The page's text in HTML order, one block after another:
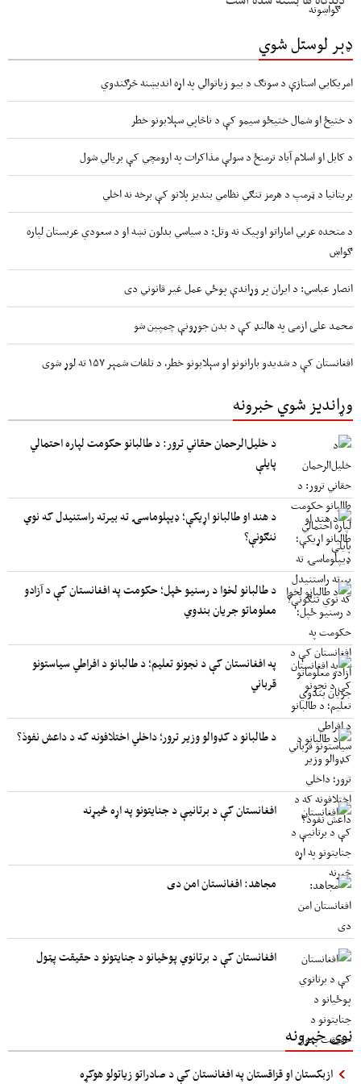
ډېر لوستل شوي
امریکايي استازې د سونګ د بیو زیاتوالي په اړه اندیښنه څرګندوي
د ختیځ او شمال ختیځو سیمو کې د ناڅاپي سېلابونو خطر
د کابل او اسلام آباد ترمنځ د سولې مذاکرات په ارومچي کې بريالي شول
بریتانیا د ټرمپ د هرمز تنګي نظامي بندیز پلانو کې برخه نه اخلي
د متحده عربي اماراتو اوپیک نه وتل: د سیاسي بدلون نښه او د سعودي عربستان لپاره
ګواښ
انصار عباسي: د ایران پر وړاندې پوځي عمل غیر قانوني دی
محمد علی ازمی په هالنډ کې د بدن جوړونې چمپین شو
افغانستان کې د شدیدو بارانونو او سېلابونو خطر، د تلفات شمېر ۱۵۷ ته لوړ شوی
وړاندیز شوي خبرونه
د خلیل‌الرحمان حقاني ترور: د طالبانو حکومت لپاره احتمالي
پایلې
د هند او طالبانو اړیکې؛ ډیپلوماسۍ ته بیرته راستنیدل که نوي
ننګونې؟
د طالبانو لخوا د رسنیو ځپل؛ حکومت په افغانستان کې د آزادو
معلوماتو جریان بندوي
په افغانستان کې د نجونو تعلیم؛ د طالبانو د افراطي سیاستونو
قرباني
د طالبانو د کډوالو وزیر ترور؛ داخلي اختلافونه که د داعش نفوذ؟
افغانستان کې د برتانیې د جنایتونو په اړه څیړنه
مجاهد: افغانستان امن دی
افغانستان کې د برتانوي پوځیانو د جنایتونو د حقیقت پټول
نوی خبرونه
ازبکستان او قزاقستان په افغانستان کې د صادراتو زیاتولو هوکړه